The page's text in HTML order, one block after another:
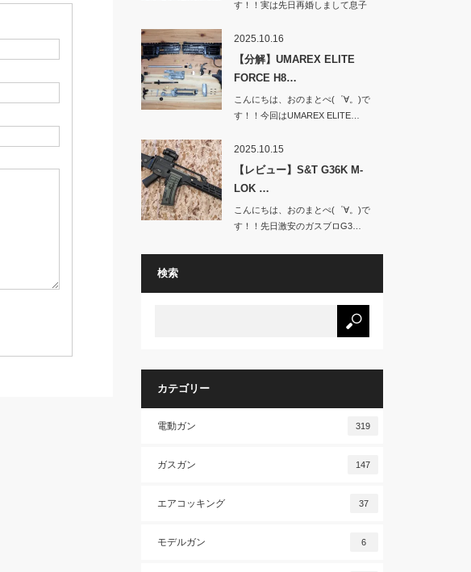
す！！実は先日再婚しまして息子
2025.10.16
【分解】UMAREX ELITE
FORCE H8…
こんにちは、おのまとぺ(゜∀。)で
す！！今回はUMAREX ELITE…
2025.10.15
【レビュー】S&T G36K M-
LOK …
こんにちは、おのまとぺ(゜∀。)で
す！！先日激安のガスブロG3…
検索
カテゴリー
電動ガン 319
ガスガン 147
エアコッキング 37
モデルガン 6